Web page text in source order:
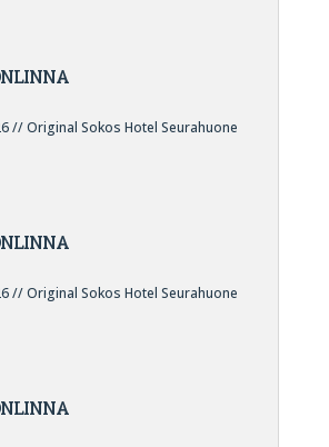
// Original Sokos Hotel Seurahuone
// Original Sokos Hotel Seurahuone